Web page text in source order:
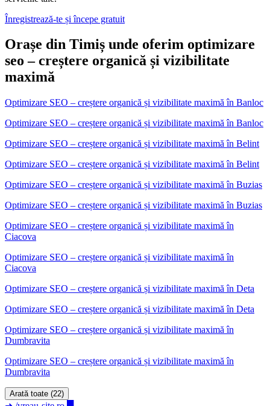
Înregistrează-te și începe gratuit
Orașe din Timiș unde oferim optimizare
seo – creștere organică și vizibilitate
maximă
Optimizare SEO – creștere organică și vizibilitate maximă în Banloc
Optimizare SEO – creștere organică și vizibilitate maximă în Banloc
Optimizare SEO – creștere organică și vizibilitate maximă în Belint
Optimizare SEO – creștere organică și vizibilitate maximă în Belint
Optimizare SEO – creștere organică și vizibilitate maximă în Buzias
Optimizare SEO – creștere organică și vizibilitate maximă în Buzias
Optimizare SEO – creștere organică și vizibilitate maximă în
Ciacova
Optimizare SEO – creștere organică și vizibilitate maximă în
Ciacova
Optimizare SEO – creștere organică și vizibilitate maximă în Deta
Optimizare SEO – creștere organică și vizibilitate maximă în Deta
Optimizare SEO – creștere organică și vizibilitate maximă în
Dumbravita
Optimizare SEO – creștere organică și vizibilitate maximă în
Dumbravita
Arată toate (22)